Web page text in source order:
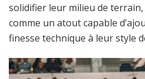
solidifier leur milieu de
comme un atout capable
finesse technique à leur style